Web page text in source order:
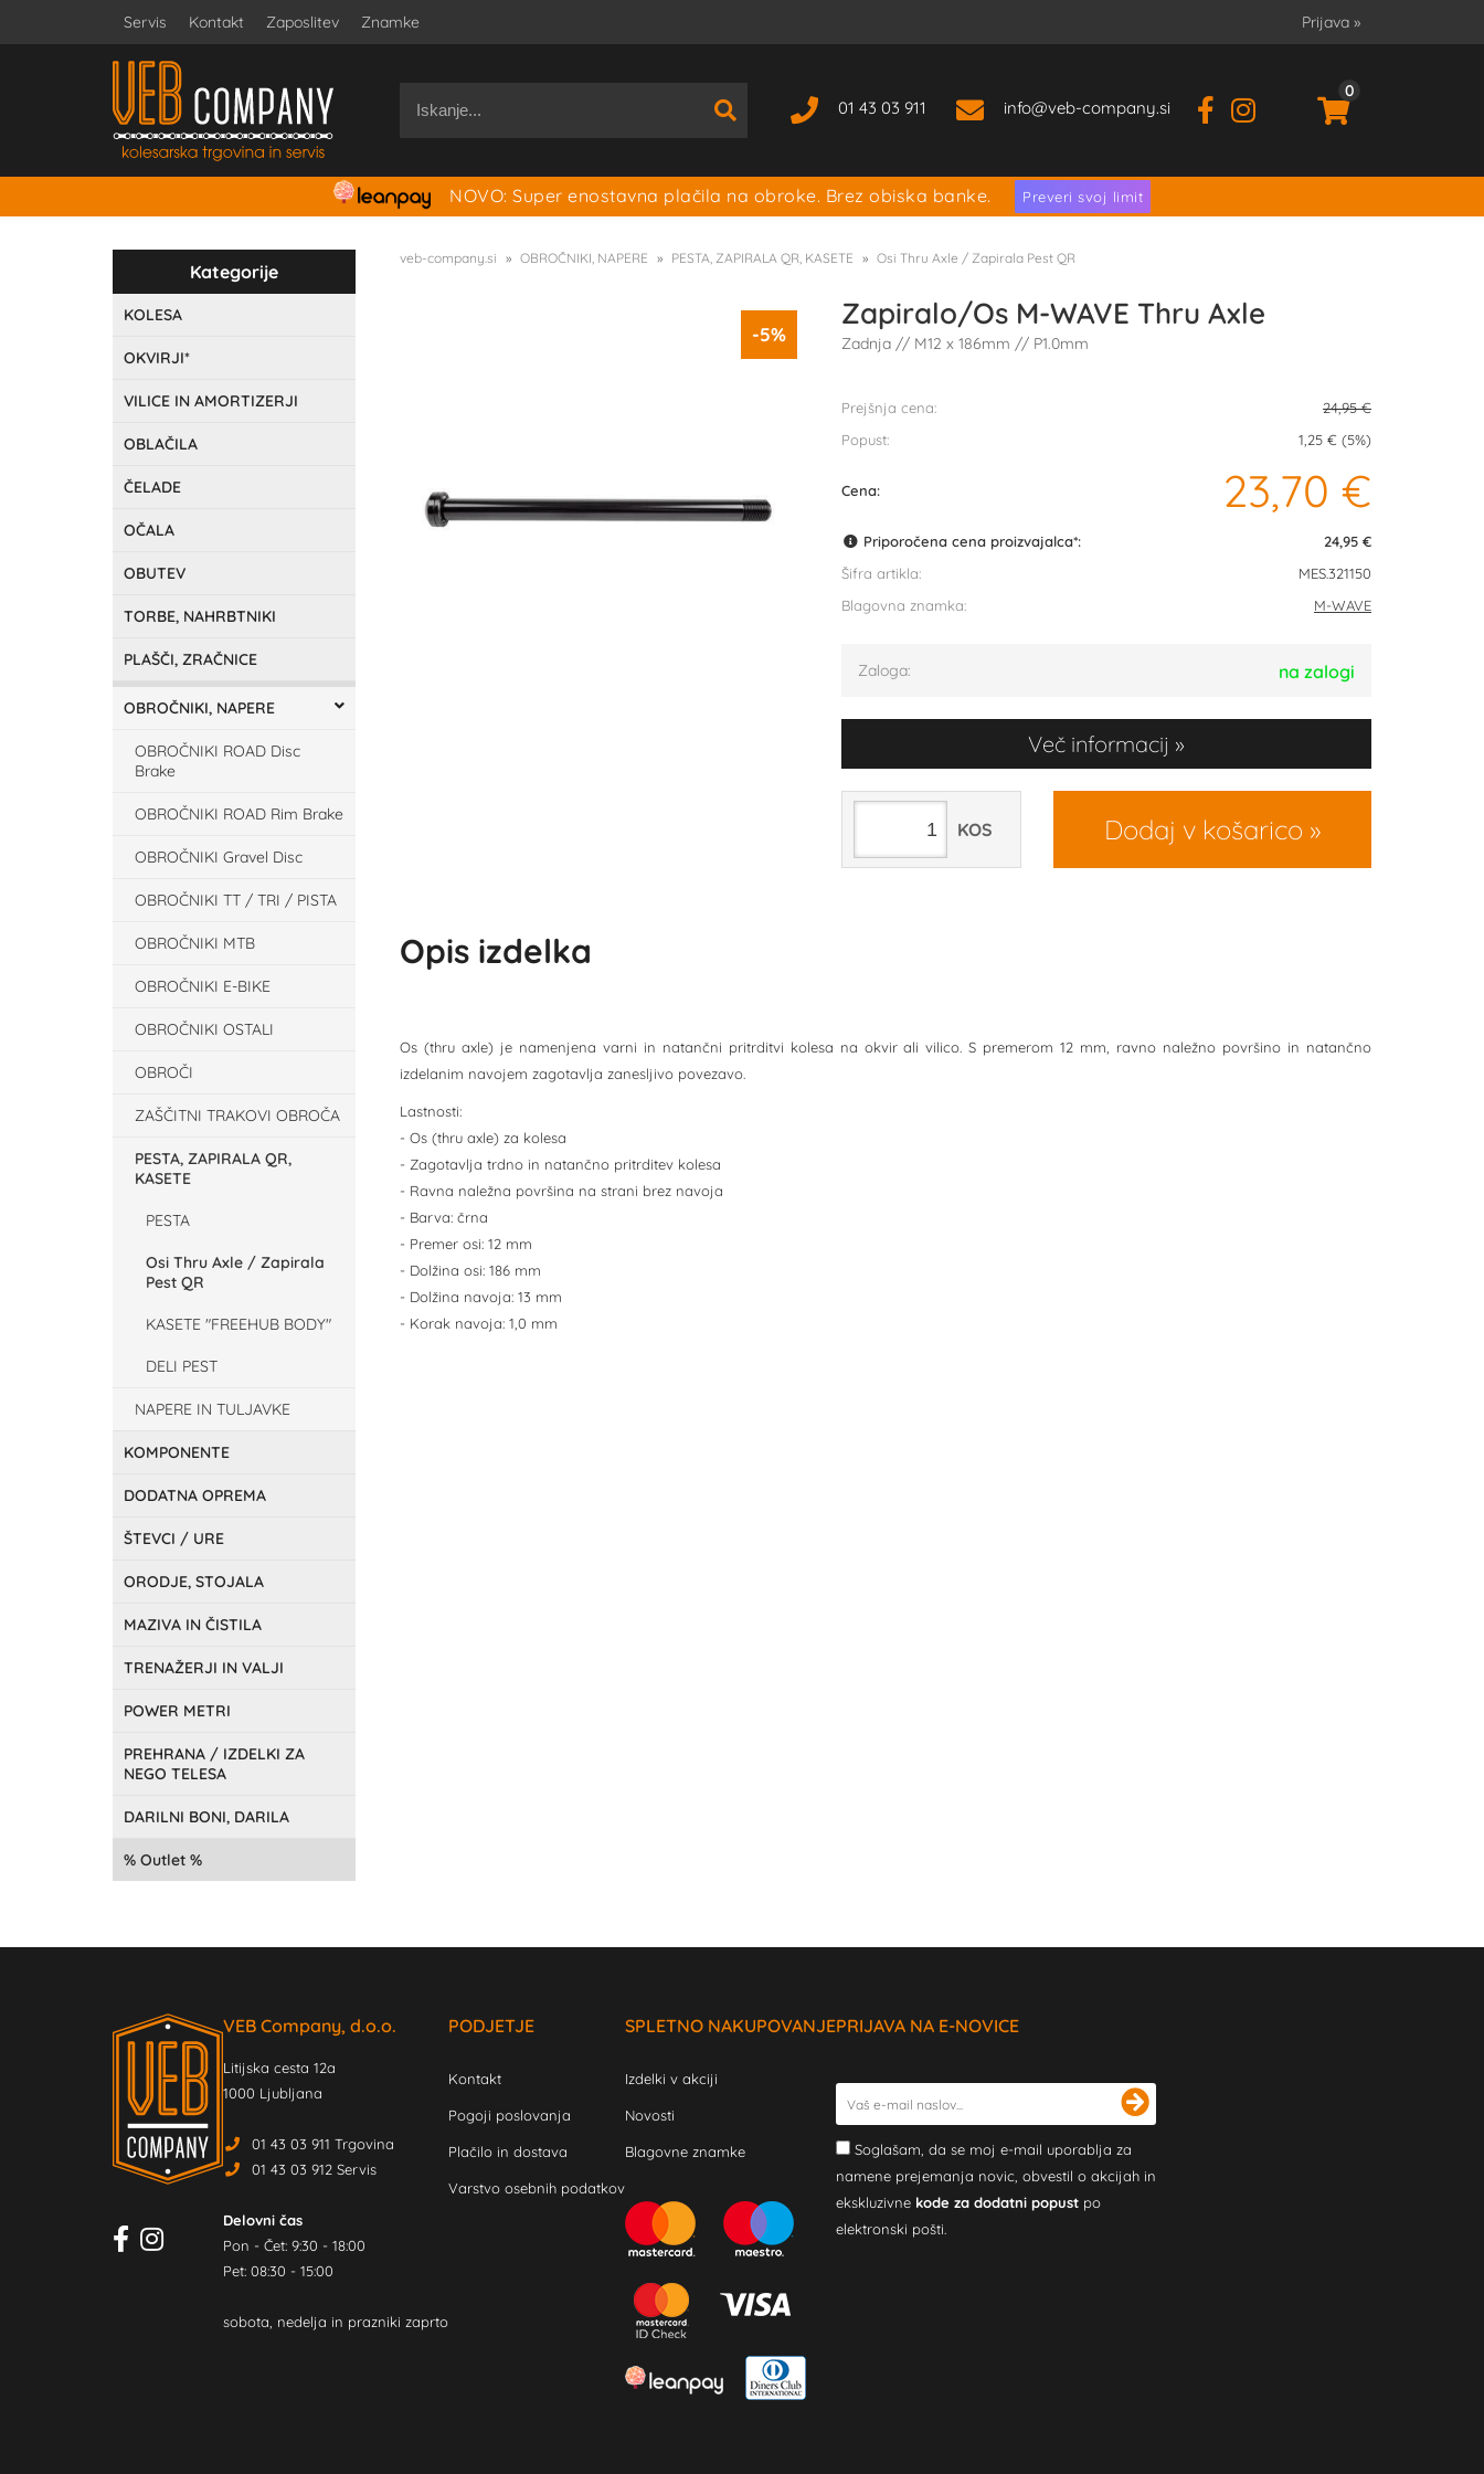
Servis Kontakt Zaposlitev Znamke Prijava »
01 43 03 911 info veb-company.si
0
NOVO: Super enostavna plačila na obroke. Brez obiska banke. Preveri svoj limit
Kategorije
KOLESA
OKVIRJI*
VILICE IN AMORTIZERJI
OBLAČILA
ČELADE
OČALA
OBUTEV
TORBE, NAHRBTNIKI
PLAŠČI, ZRAČNICE
OBROČNIKI, NAPERE
OBROČNIKI ROAD Disc
Brake
OBROČNIKI ROAD Rim Brake
OBROČNIKI Gravel Disc
OBROČNIKI TT / TRI / PISTA
OBROČNIKI MTB
OBROČNIKI E-BIKE
OBROČNIKI OSTALI
OBROČI
ZAŠČITNI TRAKOVI OBROČA
PESTA, ZAPIRALA QR,
KASETE
PESTA
Osi Thru Axle / Zapirala
Pest QR
KASETE "FREEHUB BODY"
DELI PEST
NAPERE IN TULJAVKE
KOMPONENTE
DODATNA OPREMA
ŠTEVCI / URE
ORODJE, STOJALA
MAZIVA IN ČISTILA
TRENAŽERJI IN VALJI
POWER METRI
PREHRANA / IZDELKI ZA
NEGO TELESA
DARILNI BONI, DARILA
Outlet
veb-company.si OBROČNIKI, NAPERE PESTA, ZAPIRALA QR, KASETE Osi Thru Axle / Zapirala Pest QR
Zapiralo/Os M-WAVE Thru Axle
Zadnja // M12 x 186mm // P1.0mm
-5%
Prejšnja cena:
24,95 €
Popust:
1,25 € (5%)
Cena: 23,70 €
Priporočena cena proizvajalca*:
24,95 €
Šifra artikla:
MES.321150
Blagovna znamka:
M-WAVE
Zaloga: na zalogi
Več informacij
Dodaj v košarico
KOS
Opis izdelka
Os (thru axle) je namenjena varni in natančni pritrditvi kolesa na okvir ali vilico. S premerom 12 mm, ravno naležno površino in natančno
izdelanim navojem zagotavlja zanesljivo povezavo.
Lastnosti:
- Os (thru axle) za kolesa
- Zagotavlja trdno in natančno pritrditev kolesa
- Ravna naležna površina na strani brez navoja
- Barva: črna
- Premer osi: 12 mm
- Dolžina osi: 186 mm
- Dolžina navoja: 13 mm
- Korak navoja: 1,0 mm
VEB Company, d.o.o.
Litijska cesta 12a
1000 Ljubljana
01 43 03 911 Trgovina
01 43 03 912 Servis
Delovni čas
Pon - Čet: 9:30 - 18:00
Pet: 08:30 - 15:00
sobota, nedelja in prazniki zaprto
PODJETJE
Kontakt
Pogoji poslovanja
Plačilo in dostava
Varstvo osebnih podatkov
SPLETNO NAKUPOVANJE
Izdelki v akciji
Novosti
Blagovne znamke
PRIJAVA NA E-NOVICE
Soglašam, da se moj e-mail uporablja za
namene prejemanja novic, obvestil o akcijah in
ekskluzivne kode za dodatni popust po
elektronski pošti.